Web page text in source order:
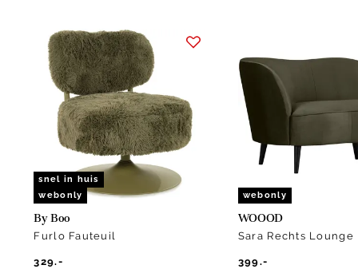
snel in huis
webonly
By Boo
Furlo Fauteuil
329.-
webonly
WOOOD
Sara Rechts
399.-